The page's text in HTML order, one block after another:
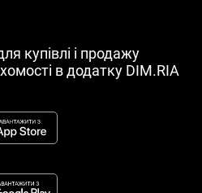
купівлі і продажу
в додатку DIM.RIA